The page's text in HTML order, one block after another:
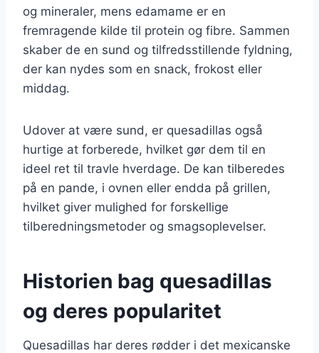
og mineraler, mens edamame er en
fremragende kilde til protein og fibre. Sammen
skaber de en sund og tilfredsstillende fyldning,
der kan nydes som en snack, frokost eller
middag.
Udover at være sund, er quesadillas også
hurtige at forberede, hvilket gør dem til en
ideel ret til travle hverdage. De kan tilberedes
på en pande, i ovnen eller endda på grillen,
hvilket giver mulighed for forskellige
tilberedningsmetoder og smagsoplevelser.
Historien bag quesadillas
og deres popularitet
Quesadillas har deres rødder i det mexicanske